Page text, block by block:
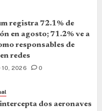
registra 72.1% de
en agosto; 71.2% ve a
responsables de
redes
10, 2026 0
dos aeronaves